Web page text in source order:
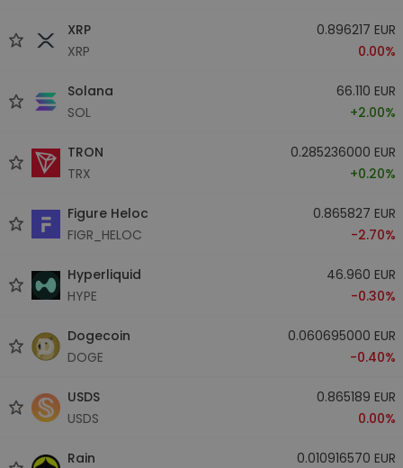
XRP
XRP
0.896217 EUR
0.00%
Solana
SOL
66.110 EUR
+2.00%
TRON
TRX
0.285236000 EUR
+0.20%
Figure Heloc
FIGR_HELOC
0.865827 EUR
-2.70%
Hyperliquid
HYPE
46.960 EUR
-0.30%
Dogecoin
DOGE
0.060695000 EUR
-0.40%
USDS
USDS
0.865189 EUR
0.00%
Rain
0.010916570 EUR